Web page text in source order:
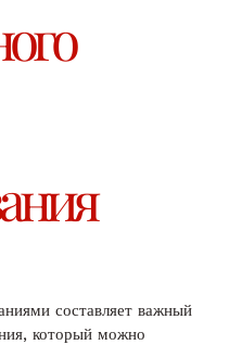
составляет важный
который можно